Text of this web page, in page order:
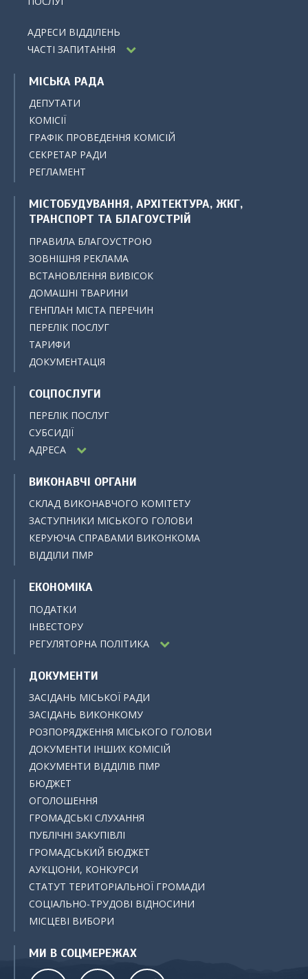
АДРЕСИ ВІДДІЛЕНЬ
ЧАСТІ ЗАПИТАННЯ
МІСЬКА РАДА
ДЕПУТАТИ
КОМІСІЇ
ГРАФІК ПРОВЕДЕННЯ КОМІСІЙ
СЕКРЕТАР РАДИ
РЕГЛАМЕНТ
МІСТОБУДУВАННЯ, АРХІТЕКТУРА, ЖКГ,
ТРАНСПОРТ ТА БЛАГОУСТРІЙ
ПРАВИЛА БЛАГОУСТРОЮ
ЗОВНІШНЯ РЕКЛАМА
ВСТАНОВЛЕННЯ ВИВІСОК
ДОМАШНІ ТВАРИНИ
ГЕНПЛАН МІСТА ПЕРЕЧИН
ПЕРЕЛІК ПОСЛУГ
ТАРИФИ
ДОКУМЕНТАЦІЯ
СОЦПОСЛУГИ
ПЕРЕЛІК ПОСЛУГ
СУБСИДІЇ
АДРЕСА
ВИКОНАВЧІ ОРГАНИ
СКЛАД ВИКОНАВЧОГО КОМІТЕТУ
ЗАСТУПНИКИ МІСЬКОГО ГОЛОВИ
КЕРУЮЧА СПРАВАМИ ВИКОНКОМА
ВІДДІЛИ ПМР
ЕКОНОМІКА
ПОДАТКИ
ІНВЕСТОРУ
РЕГУЛЯТОРНА ПОЛІТИКА
ДОКУМЕНТИ
ЗАСІДАНЬ МІСЬКОЇ РАДИ
ЗАСІДАНЬ ВИКОНКОМУ
РОЗПОРЯДЖЕННЯ МІСЬКОГО ГОЛОВИ
ДОКУМЕНТИ ІНШИХ КОМІСІЙ
ДОКУМЕНТИ ВІДДІЛІВ ПМР
БЮДЖЕТ
ОГОЛОШЕННЯ
ГРОМАДСЬКІ СЛУХАННЯ
ПУБЛІЧНІ ЗАКУПІВЛІ
ГРОМАДСЬКИЙ БЮДЖЕТ
АУКЦІОНИ, КОНКУРСИ
СТАТУТ ТЕРИТОРІАЛЬНОЇ ГРОМАДИ
СОЦІАЛЬНО-ТРУДОВІ ВІДНОСИНИ
МІСЦЕВІ ВИБОРИ
МИ В СОЦМЕРЕЖАХ